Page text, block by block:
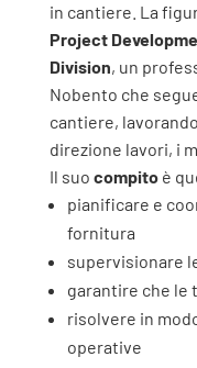
in cantiere. La
Project
Division, un
Nobento che
cantiere,
direzione lavori, i
Il suo compitoè
pianificare e
fornitura
supervisionare
garantire che le
risolvere in
operative